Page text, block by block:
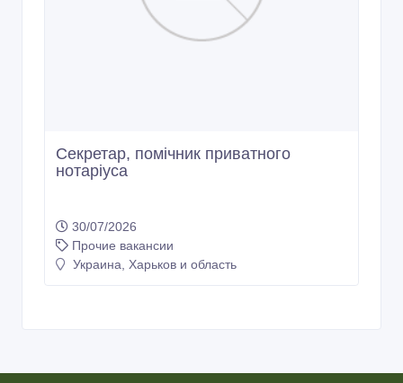
Секретар, помічник приватного
нотаріуса
30/07/2026
Прочие вакансии
Украина, Харьков и область